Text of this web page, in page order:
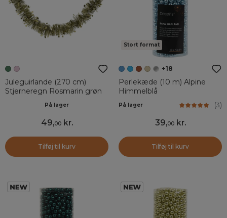
Juleguirlande (270 cm)
Stjerneregn Rosmarin grøn
På lager
49,00kr.
Tilføj til kurv
Stort format
+18
Perlekæde (10 m) Alpine
Himmelblå
På lager (3)
39,00kr.
Tilføj til kurv